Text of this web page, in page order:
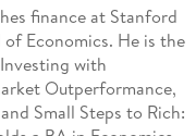
finance at Stanford
Economics. He is the
with
Outperformance,
Small Steps to Rich: